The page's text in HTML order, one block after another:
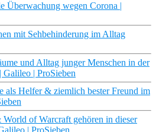
Überwachung wegen Corona |
mit Sehbehinderung im Alltag
und Alltag junger Menschen in der
| ProSieben
als Helfer & ziemlich bester Freund im
of Warcraft gehören in dieser